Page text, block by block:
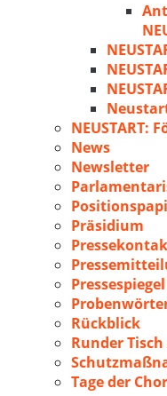
NEUSTART:
News
Newsletter
Präsidium
Pressespiegel
Rückblick
Runder
Tage der